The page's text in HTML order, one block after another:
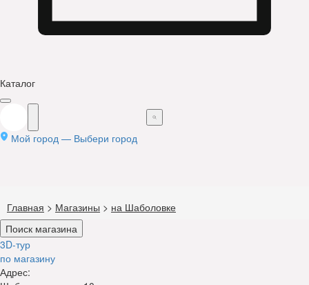
Каталог
Мой город — Выбери город
Главная > Магазины > на Шаболовке
Поиск магазина
3D-тур
по магазину
Адрес: